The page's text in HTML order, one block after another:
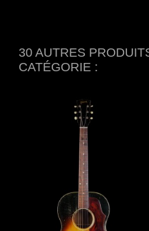
30 AUTRES
CATÉGORIE :